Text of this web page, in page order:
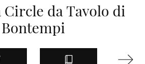
Circle da Tavolo di
Bontempi